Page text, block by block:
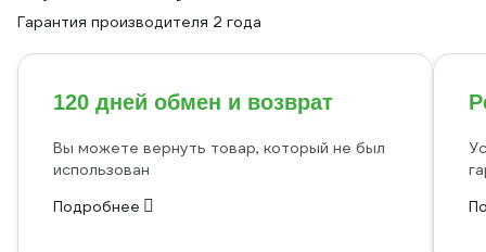
Гарантия производителя 2 года
120 дней обмен и возврат
Вы можете вернуть товар, который не был
использован
Подробнее